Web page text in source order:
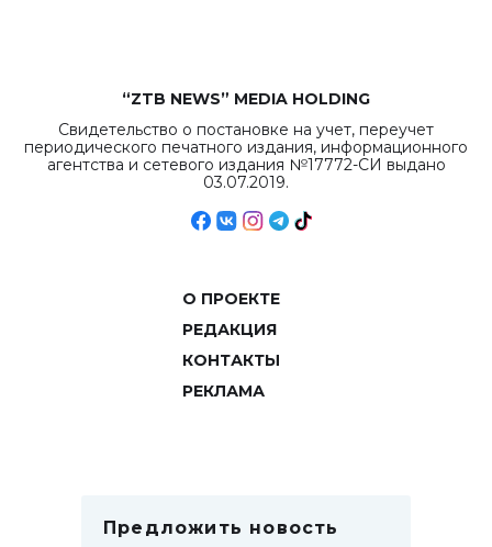
“ZTB NEWS” MEDIA HOLDING
Свидетельство о постановке на учет, переучет
периодического печатного издания, информационного
агентства и сетевого издания №17772-СИ выдано
03.07.2019.
О ПРОЕКТЕ
РЕДАКЦИЯ
КОНТАКТЫ
РЕКЛАМА
Предложить новость